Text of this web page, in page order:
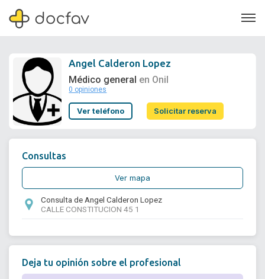
Soporte
Angel Calderon Lopez
Médico general en Onil
0 opiniones
Ver teléfono Solicitar reserva
Consultas
Ver mapa
Consulta de Angel Calderon Lopez
CALLE CONSTITUCION 45 1
Deja tu opinión sobre el profesional